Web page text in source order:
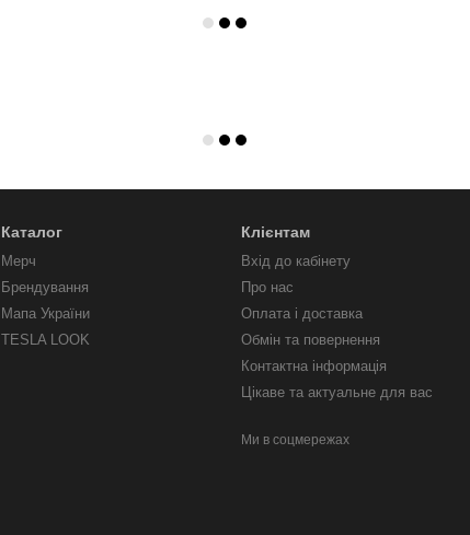
Каталог
Мерч
Брендування
Мапа України
TESLA LOOK
Клієнтам
Вхід до кабінету
Про нас
Оплата і доставка
Обмін та повернення
Контактна інформація
Цікаве та актуальне для вас
Ми в соцмережах